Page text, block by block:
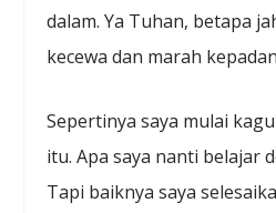
dalam. Ya Tuhan, betapa
kecewa dan marah
Sepertinya saya mulai
itu. Apa saya nanti belajar
Tapi baiknya saya